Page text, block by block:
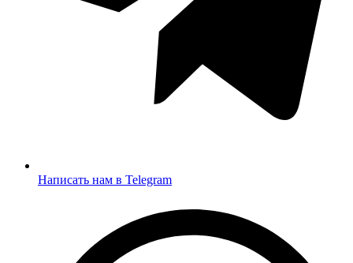
Написать нам в Telegram